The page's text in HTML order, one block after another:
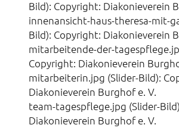
Bild): Copyright: Diakonieverein
innenansicht-haus-theresa-mit-
Bild): Copyright: Diakonieverein
mitarbeitende-der-
Copyright: Diakonieverein
mitarbeiterin.jpg (Slider-Bild):
Diakonieverein Burghof e. V.
team-tagespflege.jpg (Slider-
Diakonieverein Burghof e. V.